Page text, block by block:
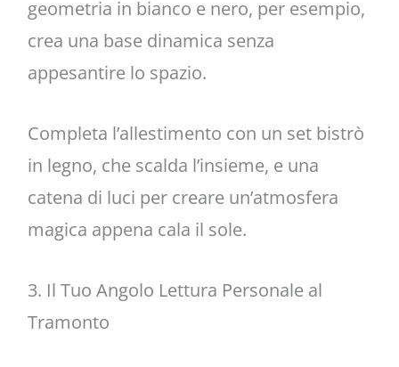
geometria in bianco e nero, per esempio,
crea una base dinamica senza
appesantire lo spazio.
Completa l’allestimento con un set bistrò
in legno, che scalda l’insieme, e una
catena di luci per creare un’atmosfera
magica appena cala il sole.
3. Il Tuo Angolo Lettura Personale al
Tramonto